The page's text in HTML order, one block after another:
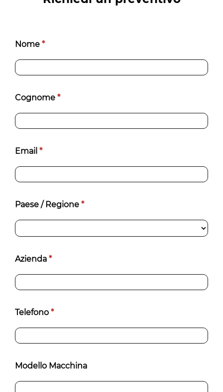
Ricambi
[IT]
Nome *
Cognome *
Email *
Paese / Regione *
Azienda *
Telefono *
Modello Macchina